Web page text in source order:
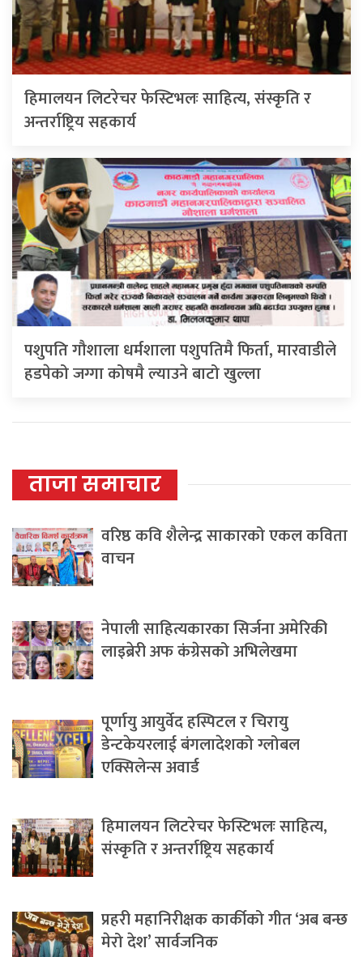
हिमालयन लिटरेचर फेस्टिभलः साहित्य, संस्कृति र
अन्तर्राष्ट्रिय सहकार्य
पशुपति गौशाला धर्मशाला पशुपतिमै फिर्ता, मारवाडीले
हडपेको जग्गा कोषमै ल्याउने बाटो खुल्ला
ताजा समाचार
वरिष्ठ कवि शैलेन्द्र साकारको एकल कविता
वाचन
नेपाली साहित्यकारका सिर्जना अमेरिकी
लाइब्रेरी अफ कंग्रेसको अभिलेखमा
पूर्णायु आयुर्वेद हस्पिटल र चिरायु
डेन्टकेयरलाई बंगलादेशको ग्लोबल
एक्सिलेन्स अवार्ड
हिमालयन लिटरेचर फेस्टिभलः साहित्य,
संस्कृति र अन्तर्राष्ट्रिय सहकार्य
प्रहरी महानिरीक्षक कार्कीको गीत ‘अब बन्छ
मेरो देश’ सार्वजनिक